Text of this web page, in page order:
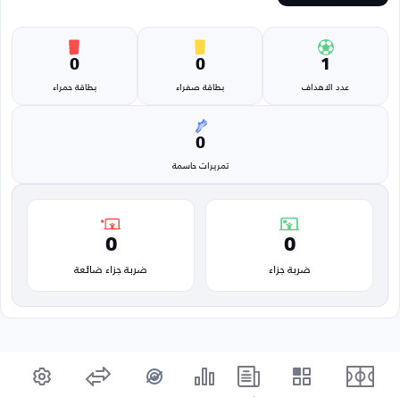
1
عدد الاهداف
0
بطاقة صفراء
0
بطاقة حمراء
0
تمريرات حاسمة
0
ضربة جزاء
0
ضربة جزاء ضائعة